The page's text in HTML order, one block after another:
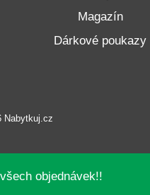
Magazín
Dárkové poukazy
Nabytkuj.cz
objednávek!!